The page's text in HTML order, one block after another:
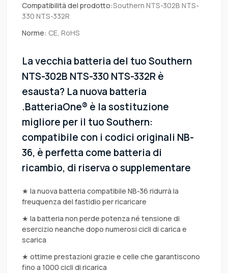
Compatibilità del prodotto:Southern NTS-302B NTS-
330 NTS-332R
Norme: CE, RoHS
La vecchia batteria del tuo Southern
NTS-302B NTS-330 NTS-332R è
esausta? La nuova batteria
.BatteriaOne® è la sostituzione
migliore per il tuo Southern:
compatibile con i codici originali NB-
36, è perfetta come batteria di
ricambio, di riserva o supplementare
★ la nuova batteria compatibile NB-36 ridurrà la
freuquenza del fastidio per ricaricare
★ la batteria non perde potenza né tensione di
esercizio neanche dopo numerosi cicli di carica e
scarica
★ ottime prestazioni grazie e celle che garantiscono
fino a 1000 cicli di ricarica